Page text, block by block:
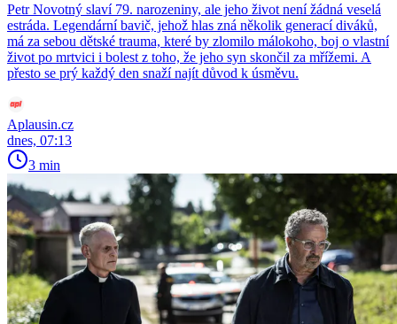
Petr Novotný slaví 79. narozeniny, ale jeho život není žádná veselá
estráda. Legendární bavič, jehož hlas zná několik generací diváků,
má za sebou dětské trauma, které by zlomilo málokoho, boj o vlastní
život po mrtvici i bolest z toho, že jeho syn skončil za mřížemi. A
přesto se prý každý den snaží najít důvod k úsměvu.
Aplausin.cz
dnes, 07:13
3 min